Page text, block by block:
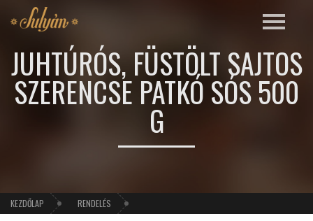
JUHTÚRÓS, FÜSTÖLT SAJTOS
SZERENCSE PATKÓ SÓS 500
G
KEZDŐLAP RENDELÉS